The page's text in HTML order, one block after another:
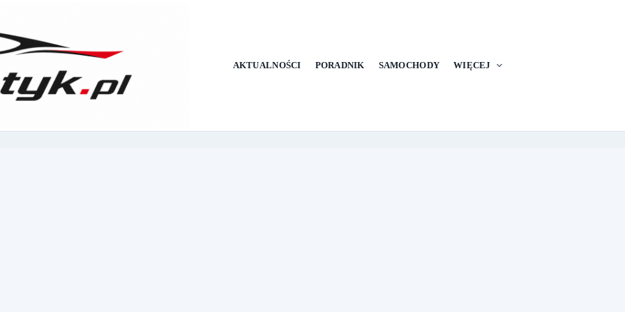
AKTUALNOŚCI PORADNIK SAMOCHODY WIĘCEJ